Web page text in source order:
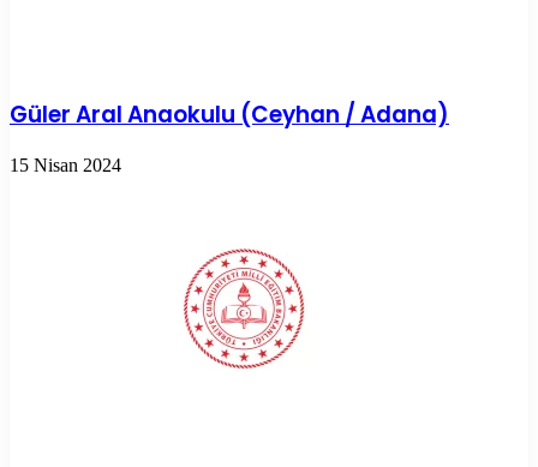
Güler Aral Anaokulu (Ceyhan / Adana)
15 Nisan 2024